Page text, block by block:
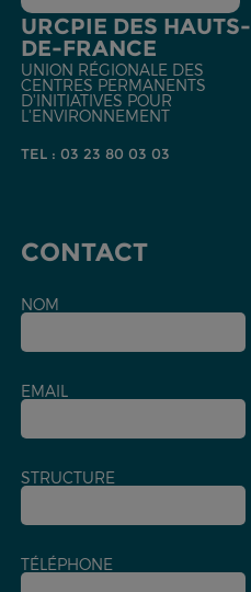
URCPIE DES HAUTS-
DE-FRANCE
UNION RÉGIONALE DES
CENTRES PERMANENTS
D'INITIATIVES POUR
L'ENVIRONNEMENT
TEL : 03 23 80 03 03
CONTACT
NOM
EMAIL
STRUCTURE
TÉLÉPHONE